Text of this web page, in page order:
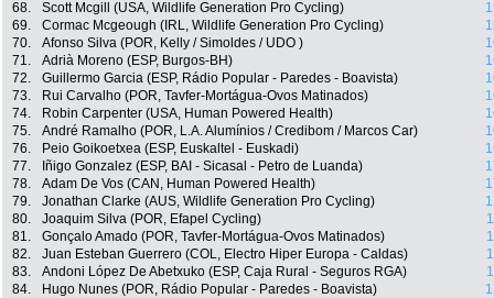
68.
Scott Mcgill (USA, Wildlife Generation Pro Cycling)
69.
Cormac Mcgeough (IRL, Wildlife Generation Pro Cycling)
70.
Afonso Silva (POR, Kelly / Simoldes / UDO )
71.
Adrià Moreno (ESP, Burgos-BH)
72.
Guillermo Garcia (ESP, Rádio Popular - Paredes - Boavista)
73.
Rui Carvalho (POR, Tavfer-Mortágua-Ovos Matinados)
74.
Robin Carpenter (USA, Human Powered Health)
75.
André Ramalho (POR, L.A. Alumínios / Credibom / Marcos Car)
76.
Peio Goikoetxea (ESP, Euskaltel - Euskadi)
77.
Iñigo Gonzalez (ESP, BAI - Sicasal - Petro de Luanda)
78.
Adam De Vos (CAN, Human Powered Health)
79.
Jonathan Clarke (AUS, Wildlife Generation Pro Cycling)
80.
Joaquim Silva (POR, Efapel Cycling)
81.
Gonçalo Amado (POR, Tavfer-Mortágua-Ovos Matinados)
82.
Juan Esteban Guerrero (COL, Electro Hiper Europa - Caldas)
83.
Andoni López De Abetxuko (ESP, Caja Rural - Seguros RGA)
84.
Hugo Nunes (POR, Rádio Popular - Paredes - Boavista)